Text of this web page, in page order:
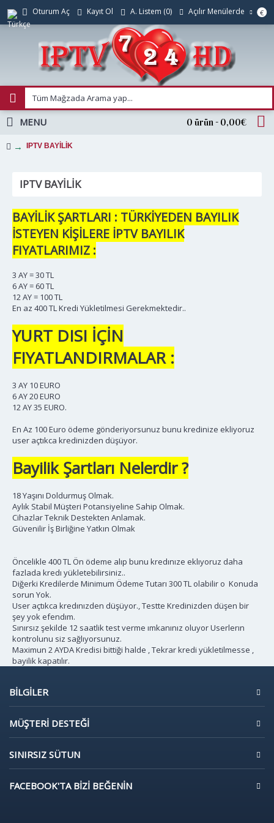
€
Oturum Aç Kayıt Ol A. Listem (0) Açılır Menülerde
0 ürün - 0,00€
MENU
IPTV BAYİLİK
IPTV BAYİLİK
BAYİLİK ŞARTLARI : TÜRKİYEDEN BAYILIK
İSTEYEN KİŞİLERE İPTV BAYILIK
FIYATLARIMIZ :
3 AY = 30 TL
6 AY = 60 TL
12 AY = 100 TL
En az 400 TL Kredi Yükletilmesi Gerekmektedir..
YURT DISI İÇİN
FIYATLANDIRMALAR :
3 AY 10 EURO
6 AY 20 EURO
12 AY 35 EURO.
En Az 100 Euro ödeme gönderiyorsunuz bunu kredinize ekliyoruz
user açtıkca kredinizden düşüyor.
Bayilik Şartları Nelerdir ?
18 Yaşını Doldurmuş Olmak.
Aylık Stabil Müşteri Potansiyeline Sahip Olmak.
Cihazlar Teknik Destekten Anlamak.
Güvenilir İş Birliğine Yatkın Olmak
Öncelikle 400 TL Ön ödeme alıp bunu kredınıze eklıyoruz daha
fazlada kredı yükletebilirsiniz..
Diğerki Kredilerde Minimum Ödeme Tutarı 300 TL olabilir o Konuda
sorun Yok.
User açtıkca kredınızden düşüyor., Testte Kredinizden düşen bir
şey yok efendım.
Sınırsız şekilde 12 saatlik test verme ımkanınız oluyor Userlerın
kontrolunu siz sağlıyorsunuz.
Maximun 2 AYDA Kredisi bittiği halde , Tekrar kredi yükletilmesse ,
bayilik kapatılır.
BILGILER
MÜŞTERI DESTEĞI
SINIRSIZ SÜTUN
FACEBOOK'TA BIZI BEĞENIN